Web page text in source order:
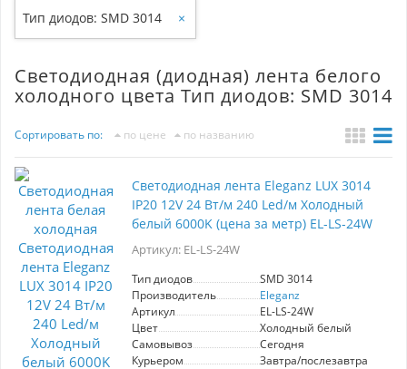
Тип диодов: SMD 3014 ×
Светодиодная (диодная) лента белого
холодного цвета Тип диодов: SMD 3014
Сортировать по: по цене по названию
Светодиодная лента Eleganz LUX 3014
IP20 12V 24 Вт/м 240 Led/м Холодный
белый 6000K (цена за метр) EL-LS-24W
Артикул: EL-LS-24W
Тип диодов
SMD 3014
Производитель
Eleganz
Артикул
EL-LS-24W
Цвет
Холодный белый
Самовывоз
Сегодня
Курьером
Завтра/послезавтра